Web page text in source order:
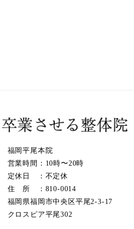
福岡平尾本院
営業時間：10時〜20時
定休日 ：不定休
住 所 ：810-0014
福岡県福岡市中央区平尾2-3-17
クロスピア平尾302